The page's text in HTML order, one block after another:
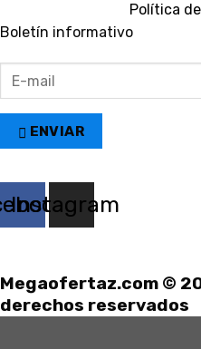
Política
Boletín informativo
ENVIAR
Instagram
Megaofertaz.com ©
derechos reservados